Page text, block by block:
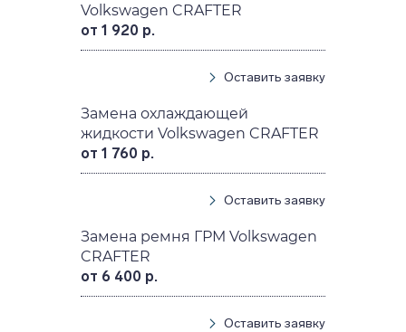
Volkswagen CRAFTER
от 1 920 р.
Оставить заявку
Замена охлаждающей
жидкости Volkswagen CRAFTER
от 1 760 р.
Оставить заявку
Замена ремня ГРМ Volkswagen
CRAFTER
от 6 400 р.
Оставить заявку